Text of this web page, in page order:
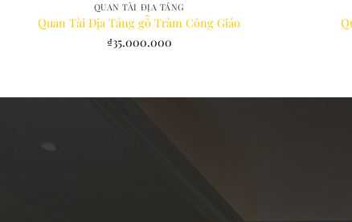
QUAN TÀI ĐỊA TÁNG
Quan Tài Địa Táng gỗ Tràm Công Giáo
₫35.000.000